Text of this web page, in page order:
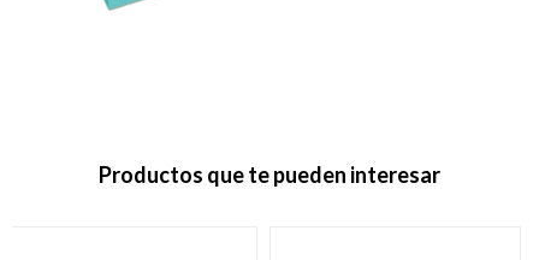
Productos que te pueden interesar